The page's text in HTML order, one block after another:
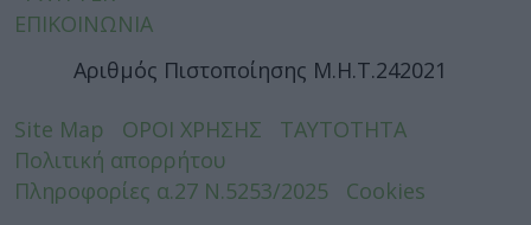
ΕΠΙΚΟΙΝΩΝΙΑ
Αριθμός Πιστοποίησης Μ.Η.Τ.242021
Site Map ΟΡΟΙ ΧΡΗΣΗΣ
ΤΑΥΤΟΤΗΤΑ
Πολιτική απορρήτου
Πληροφορίες α.27 Ν.5253/2025
Cookies